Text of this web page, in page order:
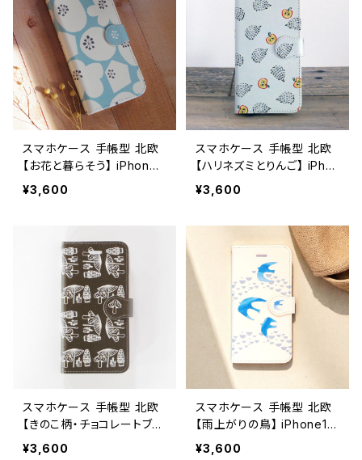
スマホケース 手帳型 北欧
【お花と暮らそう】 iPhone1
7/16/15/SE3/Android カ
ード収納 スタンド機能 ボタ
¥3,600
スマホケース 手帳型 北欧
【ハリネズミとりんご】 iPho
ne17/16/15/SE3/Android
カード収納 スタンド機能 大
¥3,600
スマホケース 手帳型 北欧
【きのこ柄・チョコレートブラ
ウン】 iPhone17/16/15/SE
¥3,600
スマホケース 手帳型 北欧
【雨上がりの鳥】 iPhone1
7/16/15/SE3/Android カ
¥3,600